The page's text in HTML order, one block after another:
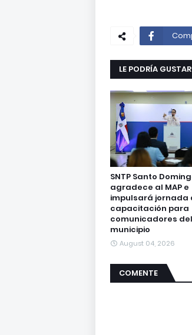
LE PODRÍA GUSTAR
SNTP Santo
agradece al MAP e
impulsará jornada
capacitación para
comunicadores del
municipio
August 04, 2026
COMENTE